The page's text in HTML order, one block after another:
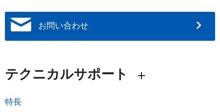
お問い合わせ
テクニカルサポート
特長